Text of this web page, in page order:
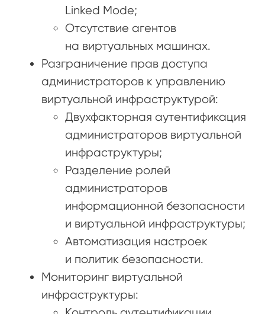
Linked Mode;
Отсутствие агентов
на виртуальных машинах.
Разграничение прав доступа
администраторов к управлению
виртуальной инфраструктурой:
Двухфакторная аутентификация
администраторов виртуальной
инфраструктуры;
Разделение ролей
администраторов
информационной безопасности
и виртуальной инфраструктуры;
Автоматизация настроек
и политик безопасности.
Мониторинг виртуальной
инфраструктуры: